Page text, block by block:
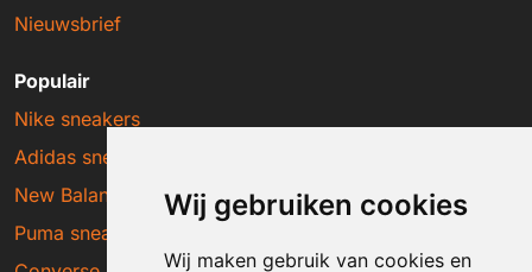
Wij gebruiken cookies
Wij maken gebruik van cookies en
Nieuwsbrief
Populair
Nike sneakers
Adidas sneakers
New Balance sneakers
Puma sneakers